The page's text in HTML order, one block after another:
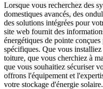
Lorsque vous recherchez des
domestiques avancés, des
des solutions intégrées pour
site web fournit des
énergétiques de pointe
spécifiques. Que vous
toiture, que vous cherchiez à
que vous souhaitiez sécuriser
offrons l'équipement et
votre stockage d'énergie solaire.